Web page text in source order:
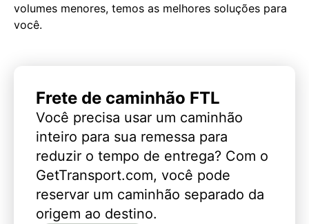
volumes menores, temos as melhores soluções para
você.
Frete de caminhão FTL
Você precisa usar um caminhão
inteiro para sua remessa para
reduzir o tempo de entrega? Com o
GetTransport.com, você pode
reservar um caminhão separado da
origem ao destino.